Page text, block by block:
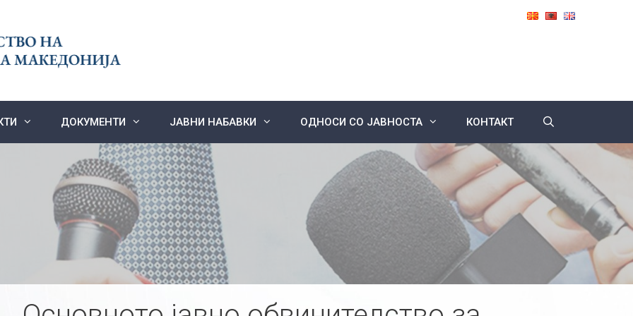
ДОКУМЕНТИ ЈАВНИ НАБАВКИ ОДНОСИ СО ЈАВНОСТА КОНТАКТ